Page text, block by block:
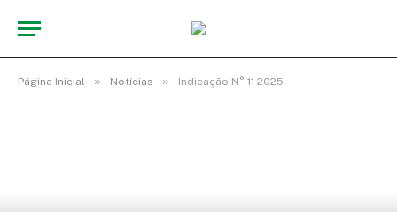
Página Inicial » Notícias » Indicação N° 11 2025